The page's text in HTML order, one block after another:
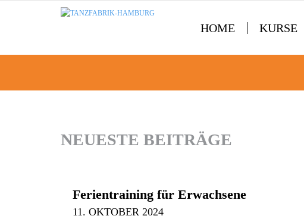
HOME KURSE
NEUESTE BEITRÄGE
Ferientraining für Erwachsene
11. OKTOBER 2024